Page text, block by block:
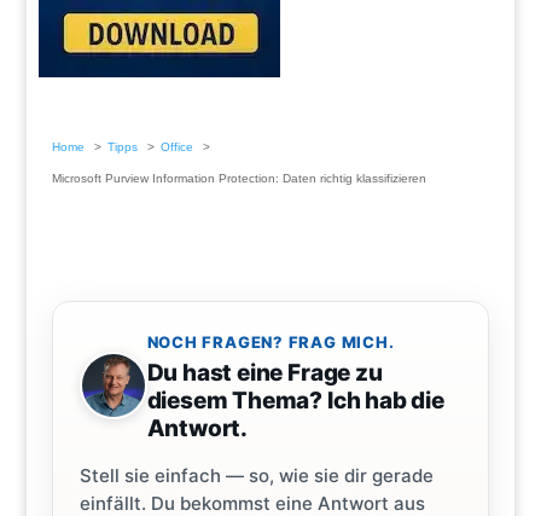
Home Tipps Office
Microsoft Purview Information Protection: Daten richtig klassifizieren
NOCH FRAGEN? FRAG MICH.
Du hast eine Frage zu
diesem Thema? Ich hab die
Antwort.
Stell sie einfach — so, wie sie dir gerade
einfällt. Du bekommst eine Antwort aus